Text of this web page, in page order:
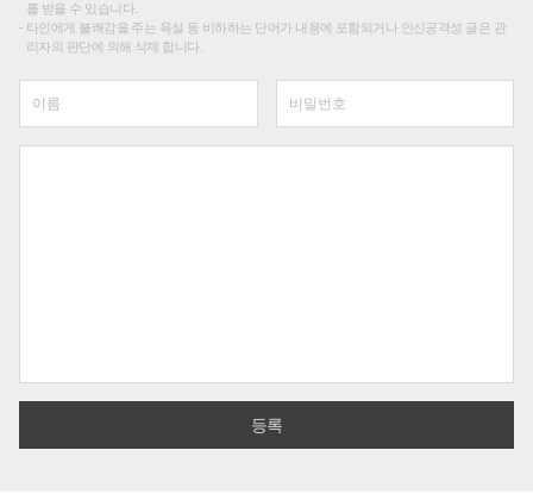
를 받을 수 있습니다.
타인에게 불쾌감을 주는 욕설 등 비하하는 단어가 내용에 포함되거나 인신공격성 글은 관
리자의 판단에 의해 삭제 합니다.